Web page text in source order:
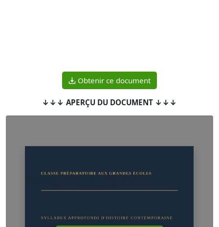
Obtenir ce document
↓↓↓ APERÇU DU DOCUMENT ↓↓↓